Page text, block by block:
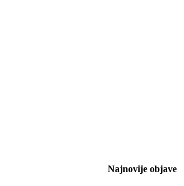
Najnovije objave